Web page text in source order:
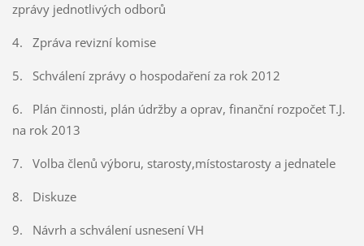
zprávy jednotlivých odborů
4. Zpráva revizní komise
5. Schválení zprávy o hospodaření za rok 2012
6. Plán činnosti, plán údržby a oprav, finanční rozpočet T.J.
na rok 2013
7. Volba členů výboru, starosty,místostarosty a jednatele
8. Diskuze
9. Návrh a schválení usnesení VH